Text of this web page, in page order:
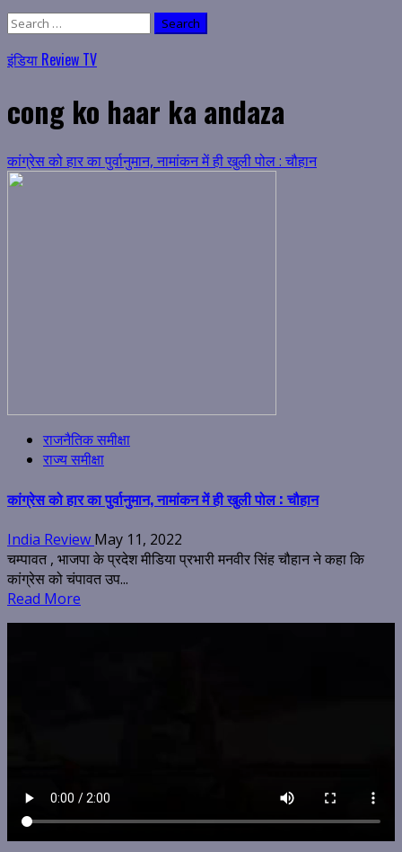
Search
इंडिया Review TV
cong ko haar ka andaza
कांग्रेस को हार का पुर्वानुमान, नामांकन में ही खुली पोल : चौहान
राजनैतिक समीक्षा
राज्य समीक्षा
कांग्रेस को हार का पुर्वानुमान, नामांकन में ही खुली पोल : चौहान
India Review May 11, 2022
चम्पावत , भाजपा के प्रदेश मीडिया प्रभारी मनवीर सिंह चौहान ने कहा कि
कांग्रेस को चंपावत उप...
Read More